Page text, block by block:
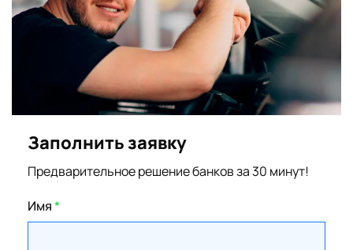
Заполнить заявку
Предварительное решение банков за 30 минут!
Имя*